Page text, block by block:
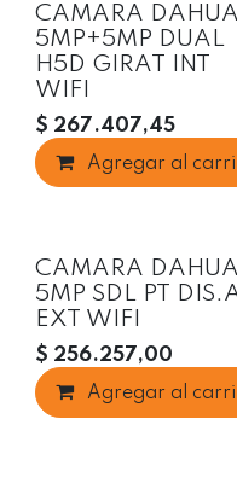
Oferta
CAMARA DAHUA
5MP+5MP DUAL
H5D GIRAT INT
WIFI
$ 267.407,45
Agregar al
Oferta
CAMARA DAHUA
5MP SDL PT
EXT WIFI
$ 256.257,00
Agregar al